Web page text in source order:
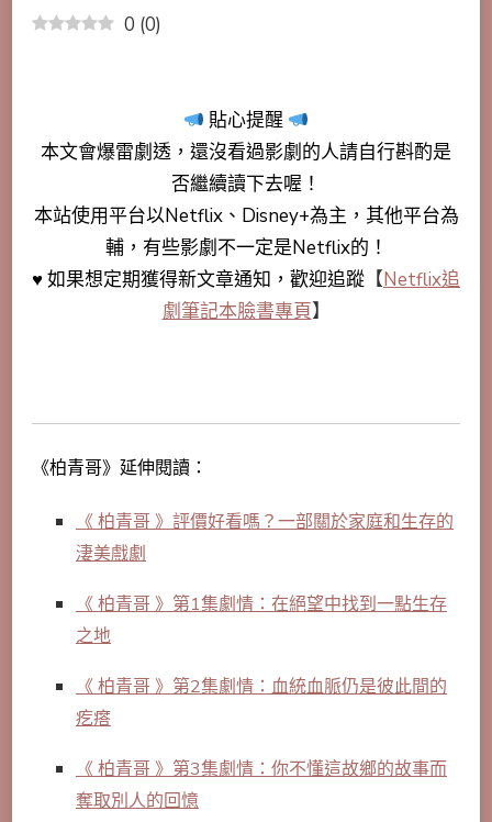
0 (0)
貼心提醒
本文會爆雷劇透 ，還沒看過影劇的人請自行斟酌是
否繼續讀下去喔！
本站使用平台以Netflix、Disney+為主，其他平台為
輔，有些影劇不一定是Netflix的！
♥ 如果想定期獲得新文章通知，歡迎追蹤 【Netflix追
劇筆記本臉書專頁】
《柏青哥》延伸閱讀：
《 柏青哥 》評價好看嗎？一部關於家庭和生存的
淒美戲劇
《 柏青哥 》第1集劇情：在絕望中找到一點生存
之地
《 柏青哥 》第2集劇情：血統血脈仍是彼此間的
疙瘩
《 柏青哥 》第3集劇情：你不懂這故鄉的故事而
奪取別人的回憶